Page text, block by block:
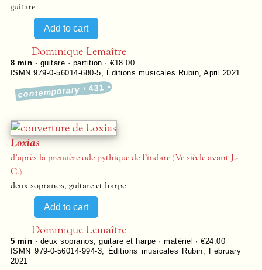
guitare
Dominique Lemaître
8 min · guitare · partition · €18.00
ISMN 979-0-56014-680-5
Éditions musicales Rubin ,April 2021
contemporary 431
Loxias
d’après la première ode pythique de Pindare (Ve siècle avant J.-
C.)
deux sopranos, guitare et harpe
Dominique Lemaître
5 min · deux sopranos, guitare et harpe · matériel · €24.00
ISMN 979-0-56014-994-3, Éditions musicales Rubin,
February
2021